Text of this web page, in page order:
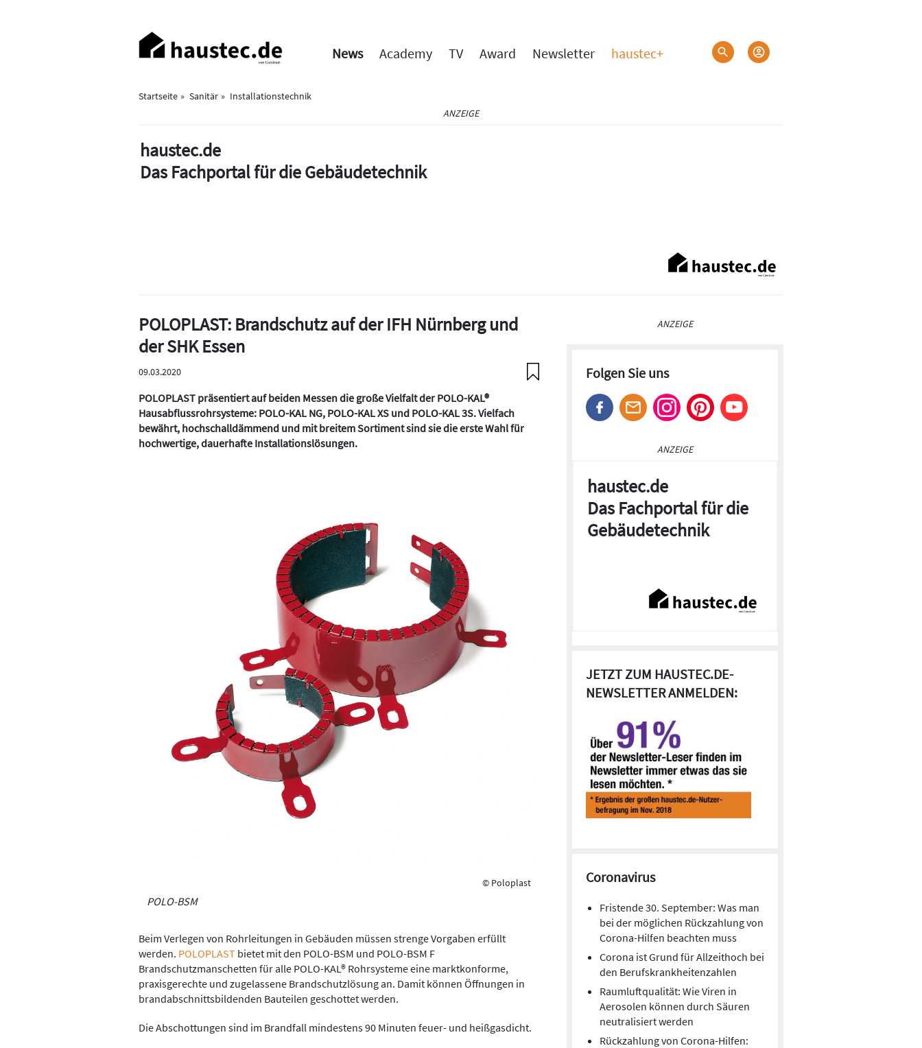
Haupt-
Navigation
News Academy TV Award Newsletter haustec+
Startseite Sanitär
Installationstechnik
ANZEIGE
haustec.de
Das Fachportal für die Gebäudetechnik
POLOPLAST: Brandschutz auf der IFH Nürnberg und
der SHK Essen
09.03.2020
POLOPLAST präsentiert auf beiden Messen die große Vielfalt der POLO-KAL®
Hausabflussrohrsysteme: POLO-KAL NG, POLO-KAL XS und POLO-KAL 3S. Vielfach
bewährt, hochschalldämmend und mit breitem Sortiment sind sie die erste Wahl für
hochwertige, dauerhafte Installationslösungen.
© Poloplast
POLO-BSM
Beim Verlegen von Rohrleitungen in Gebäuden müssen strenge Vorgaben erfüllt
werden. POLOPLAST bietet mit den POLO-BSM und POLO-BSM F
Brandschutzmanschetten für alle POLO-KAL® Rohrsysteme eine marktkonforme,
praxisgerechte und zugelassene Brandschutzlösung an. Damit können Öffnungen in
brandabschnittsbildenden Bauteilen geschottet werden.
Die Abschottungen sind im Brandfall mindestens 90 Minuten feuer- und heißgasdicht.
ANZEIGE
Folgen Sie uns
ANZEIGE
haustec.de
Das Fachportal für die
Gebäudetechnik
JETZT ZUM HAUSTEC.DE-
NEWSLETTER ANMELDEN:
Coronavirus
Fristende 30. September: Was man
bei der möglichen Rückzahlung von
Corona-Hilfen beachten muss
Corona ist Grund für Allzeithoch bei
den Berufskrankheitenzahlen
Raumluftqualität: Wie Viren in
Aerosolen können durch Säuren
neutralisiert werden
Rückzahlung von Corona-Hilfen: